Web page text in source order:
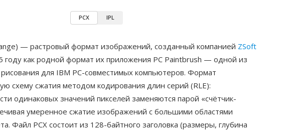
PCX IPL
— растровый формат изображений, созданный компанией ZSoft
году как родной формат их приложения PC Paintbrush — одной из
для IBM PC-совместимых компьютеров. Формат
схему сжатия методом кодирования длин серий (RLE):
одинаковых значений пикселей заменяются парой «счётчик-
умеренное сжатие изображений с большими областями
Файл PCX состоит из 128-байтного заголовка (размеры, глубина